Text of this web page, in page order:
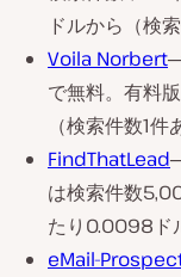
ドルから（検
Voila Norbert
で無料。有料
（検索件数1
FindThatLead
は検索件数
たり0.0098ド
eMail-